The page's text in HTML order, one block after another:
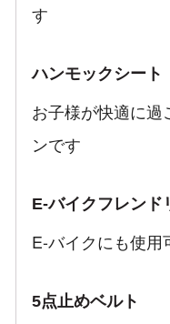
す
ハンモックシート
お子様が快適に過
ンです
E-バイクフレンド
E-バイクにも使用
5点止めベルト